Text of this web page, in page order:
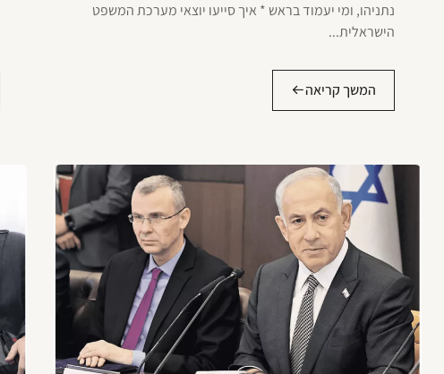
נתניהו, ומי יעמוד בראש * איך סייעו יוצאי מערכת המשפט
הישראלית...
המשך קריאה